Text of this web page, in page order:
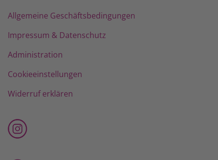
Allgemeine Geschäftsbedingungen
Impressum & Datenschutz
Administration
Cookieeinstellungen
Widerruf erklären